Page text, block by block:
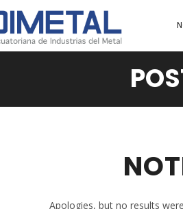
Apologies, but no results